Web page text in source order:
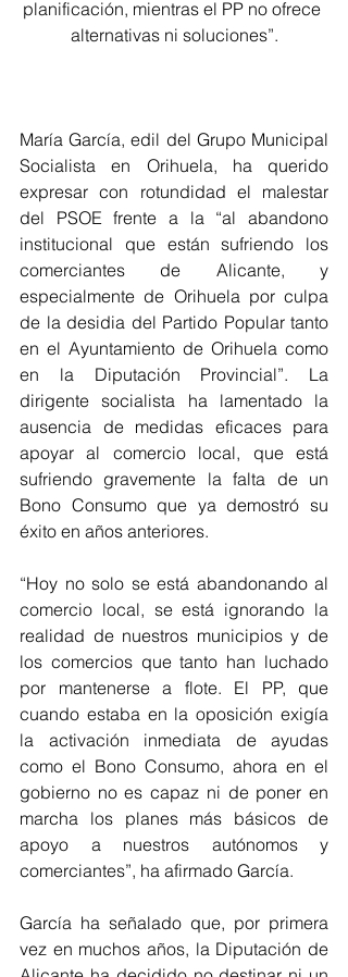
planificación, mientras el PP no ofrece
alternativas ni soluciones”.
María García, edil del Grupo Municipal
Socialista en Orihuela, ha querido
expresar con rotundidad el malestar
del PSOE frente a la “al abandono
institucional que están sufriendo los
comerciantes de Alicante, y
especialmente de Orihuela por culpa
de la desidia del Partido Popular tanto
en el Ayuntamiento de Orihuela como
en la Diputación Provincial”. La
dirigente socialista ha lamentado la
ausencia de medidas eficaces para
apoyar al comercio local, que está
sufriendo gravemente la falta de un
Bono Consumo que ya demostró su
éxito en años anteriores.
“Hoy no solo se está abandonando al
comercio local, se está ignorando la
realidad de nuestros municipios y de
los comercios que tanto han luchado
por mantenerse a flote. El PP, que
cuando estaba en la oposición exigía
la activación inmediata de ayudas
como el Bono Consumo, ahora en el
gobierno no es capaz ni de poner en
marcha los planes más básicos de
apoyo a nuestros autónomos y
comerciantes”, ha afirmado García.
García ha señalado que, por primera
vez en muchos años, la Diputación de